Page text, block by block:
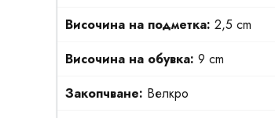
Височина на подметка: 2,5 cm
Височина на обувка: 9 cm
Закопчване: Велкро